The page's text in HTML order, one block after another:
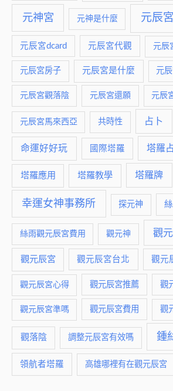
元神宮 元神是什麼 元辰宮
元辰宮dcard 元辰宮代觀 元辰
元辰宮房子 元辰宮是什麼 元
元辰宮觀落陰 元辰宮還願 元辰
元辰宮馬來西亞 共時性 占卜
命運好好玩 國際塔羅 塔羅
塔羅應用 塔羅教學 塔羅牌
幸運女神事務所 探元神
絲雨觀元辰宮費用 觀元神 觀
觀元辰宮 觀元辰宮台北 觀元
觀元辰宮心得 觀元辰宮推薦 觀
觀元辰宮準嗎 觀元辰宮費用 觀
觀落陰 調整元辰宮有效嗎 鍾
領航者塔羅 高雄哪裡有在觀元辰宮